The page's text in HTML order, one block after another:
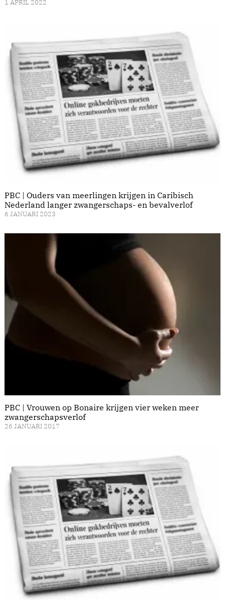
1 APRIL 2022
PBC | Ouders van meerlingen krijgen in Caribisch
Nederland langer zwangerschaps- en bevalverlof
6 JANUARI 2023
PBC | Vrouwen op Bonaire krijgen vier weken meer
zwangerschapsverlof
26 JANUARI 2017